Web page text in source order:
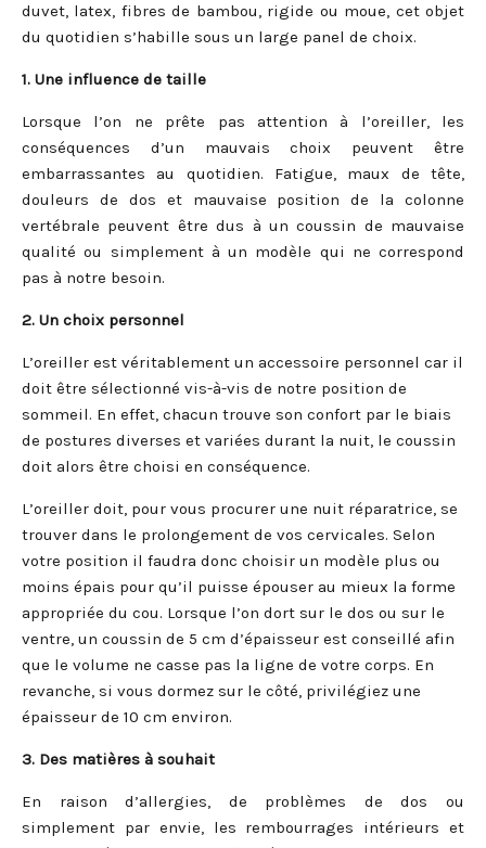
duvet, latex, fibres de bambou, rigide ou moue, cet objet
du quotidien s’habille sous un large panel de choix.
1. Une influence de taille
Lorsque l’on ne prête pas attention à l’oreiller, les
conséquences d’un mauvais choix peuvent être
embarrassantes au quotidien. Fatigue, maux de tête,
douleurs de dos et mauvaise position de la colonne
vertébrale peuvent être dus à un coussin de mauvaise
qualité ou simplement à un modèle qui ne correspond
pas à notre besoin.
2. Un choix personnel
L’oreiller est véritablement un accessoire personnel car il
doit être sélectionné vis-à-vis de notre position de
sommeil. En effet, chacun trouve son confort par le biais
de postures diverses et variées durant la nuit, le coussin
doit alors être choisi en conséquence.
L’oreiller doit, pour vous procurer une nuit réparatrice, se
trouver dans le prolongement de vos cervicales. Selon
votre position il faudra donc choisir un modèle plus ou
moins épais pour qu’il puisse épouser au mieux la forme
appropriée du cou. Lorsque l’on dort sur le dos ou sur le
ventre, un coussin de 5 cm d’épaisseur est conseillé afin
que le volume ne casse pas la ligne de votre corps. En
revanche, si vous dormez sur le côté, privilégiez une
épaisseur de 10 cm environ.
3. Des matières à souhait
En raison d’allergies, de problèmes de dos ou
simplement par envie, les rembourrages intérieurs et